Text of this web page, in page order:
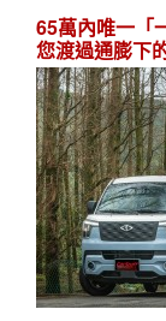
65萬內唯一「
您渡過通膨下